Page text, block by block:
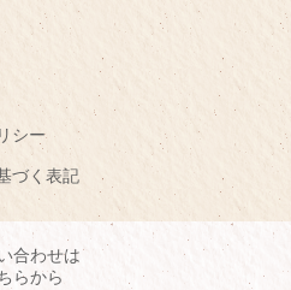
シー
づく表記
合わせは
らから